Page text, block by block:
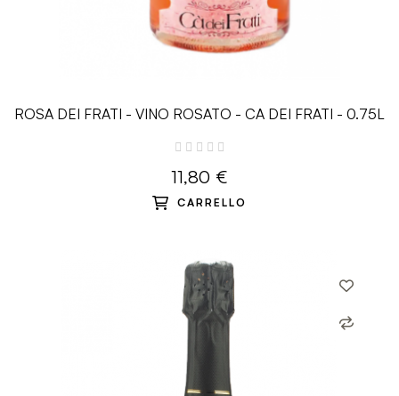
ROSA DEI FRATI - VINO ROSATO - CA DEI FRATI - 0.75L
11,80 €
CARRELLO